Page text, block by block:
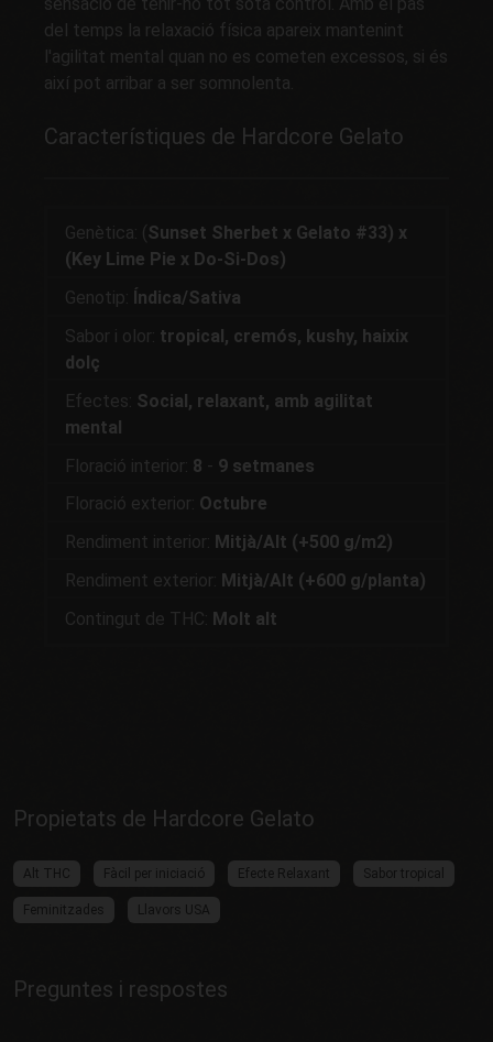
del temps la relaxació física apareix mantenint
l'agilitat mental quan no es cometen excessos, si és
així pot arribar a ser somnolenta.
Característiques de Hardcore Gelato
Genètica: ( Sunset Sherbet x Gelato #33) x
(Key Lime Pie x Do-Si-Dos)
Genotip: Índica/Sativa
Sabor i olor: tropical, cremós, kushy, haixix
dolç
Efectes: Social, relaxant, amb agilitat
mental
Floració interior: 8 - 9 setmanes
Floració exterior: Octubre
Rendiment interior: Mitjà/Alt (+500 g/m2)
Rendiment exterior: Mitjà/Alt (+600 g/planta)
Contingut de THC: Molt alt
Propietats de Hardcore Gelato
Alt THC Fàcil per iniciació Efecte Relaxant Sabor tropical
Feminitzades Llavors USA
Preguntes i respostes